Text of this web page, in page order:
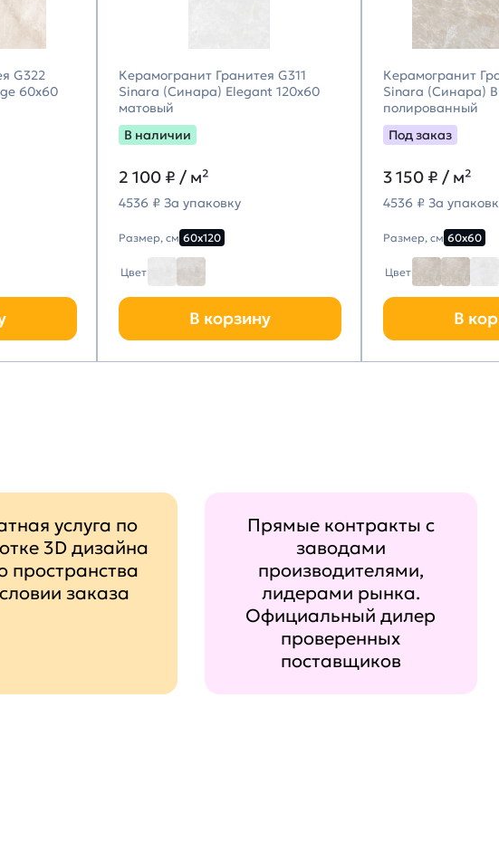
G322
60х60
Керамогранит Гранитея G311
Sinara (Синара) Elegant 120х60
матовый
В наличии
2 100 ₽ / м²
4536 ₽ За упаковку
Размер, см 60х120
Цвет
В корзину
Керамогранит
Sinara (Синара)
полированный
Под заказ
3 150 ₽ / м²
4536 ₽ За
Размер, см 60х60
Цвет
В
услуга по
3D дизайна
пространства
заказа
Прямые контракты с
заводами
производителями,
лидерами рынка.
Официальный дилер
проверенных
поставщиков